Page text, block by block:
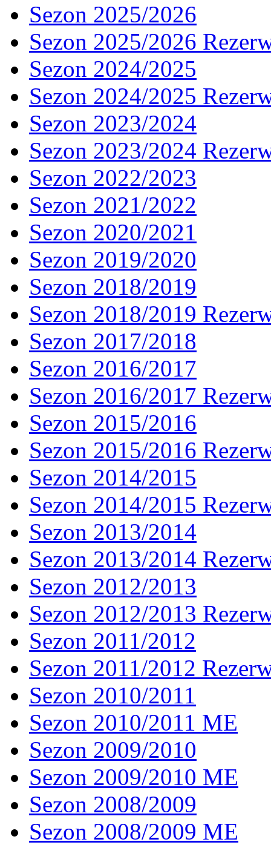
Sezon 2025/2026
Sezon 2025/2026
Sezon 2024/2025
Sezon 2024/2025
Sezon 2023/2024
Sezon 2023/2024
Sezon 2022/2023
Sezon 2021/2022
Sezon 2020/2021
Sezon 2019/2020
Sezon 2018/2019
Sezon 2018/2019
Sezon 2017/2018
Sezon 2016/2017
Sezon 2016/2017
Sezon 2015/2016
Sezon 2015/2016
Sezon 2014/2015
Sezon 2014/2015
Sezon 2013/2014
Sezon 2013/2014
Sezon 2012/2013
Sezon 2012/2013
Sezon 2011/2012
Sezon 2011/2012
Sezon 2010/2011
Sezon 2010/2011 ME
Sezon 2009/2010
Sezon 2009/2010 ME
Sezon 2008/2009
Sezon 2008/2009 ME